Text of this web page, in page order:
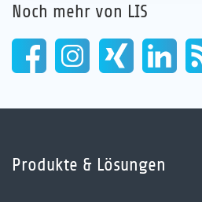
Noch mehr von LIS
Produkte & Lösungen